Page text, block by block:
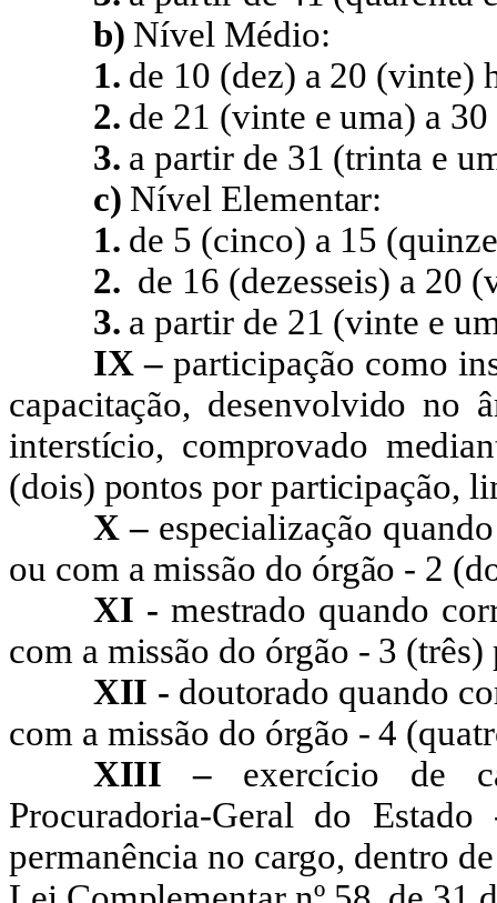
b) Nível Médio:
1. de 10 (dez) a 20 (vinte)
2. de 21 (vinte e uma) a
3. a partir de 31 (trinta e
c) Nível Elementar:
1. de 5 (cinco) a 15
2. de 16 (dezesseis) a 20
3. a partir de 21 (vinte e
IX –participação como
capacitação, desenvolvido no
interstício, comprovado
(dois) pontos por participação,
X – especialização
ou com a missão do órgão - 2
XI - mestrado quando
com a missão do órgão - 3 (três)
XII - doutorado quando
com a missão do órgão - 4
XIII – exercício de
Procuradoria-Geral do
permanência no cargo, dentro